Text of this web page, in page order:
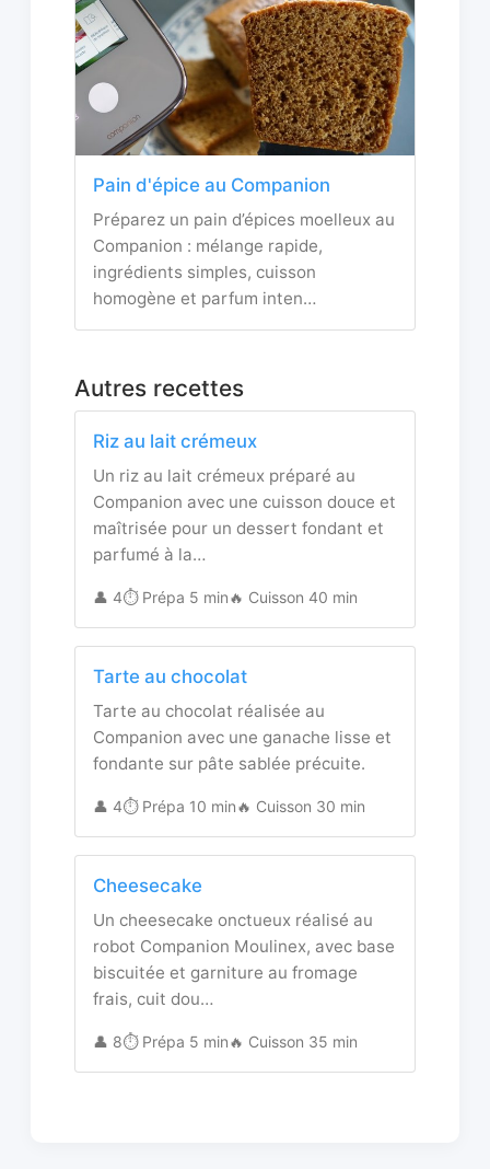
Pain d'épice au Companion
Préparez un pain d’épices moelleux au
Companion : mélange rapide,
ingrédients simples, cuisson
homogène et parfum inten…
Autres recettes
Riz au lait crémeux
Un riz au lait crémeux préparé au
Companion avec une cuisson douce et
maîtrisée pour un dessert fondant et
parfumé à la…
👤 4⏱️ Prépa 5 min🔥 Cuisson 40 min
Tarte au chocolat
Tarte au chocolat réalisée au
Companion avec une ganache lisse et
fondante sur pâte sablée précuite.
👤 4⏱️ Prépa 10 min🔥 Cuisson 30 min
Cheesecake
Un cheesecake onctueux réalisé au
robot Companion Moulinex, avec base
biscuitée et garniture au fromage
frais, cuit dou…
👤 8⏱️ Prépa 5 min🔥 Cuisson 35 min